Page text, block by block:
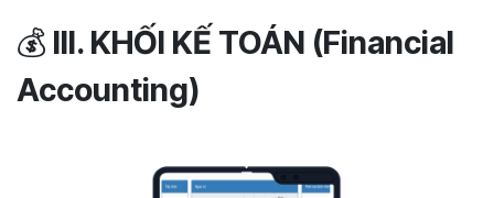
💰 III. KHỐI KẾ TOÁN (Financial
Accounting)